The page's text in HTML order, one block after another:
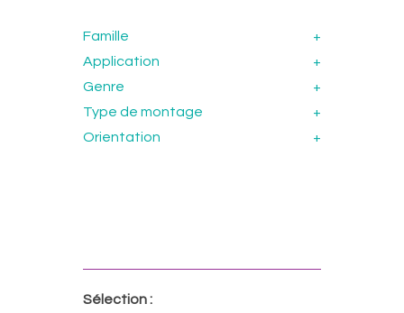
Famille
+
Application
+
Genre
+
Type de montage
+
Orientation
+
Sélection :